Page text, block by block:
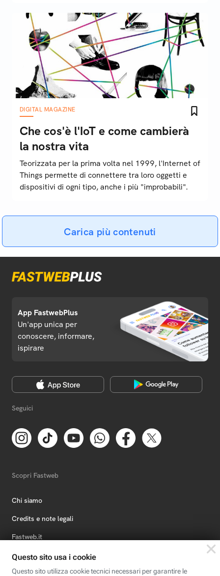
DIGITAL MAGAZINE
Che cos'è l'IoT e come cambierà
la nostra vita
Teorizzata per la prima volta nel 1999, l'Internet of
Things permette di connettere tra loro oggetti e
dispositivi di ogni tipo, anche i più "improbabili".
Carica più contenuti
App FastwebPlus
Un'app unica per
conoscere, informare,
ispirare
Seguici
Scopri Fastweb
Chi siamo
Credits e note legali
Fastweb.it
Formazione